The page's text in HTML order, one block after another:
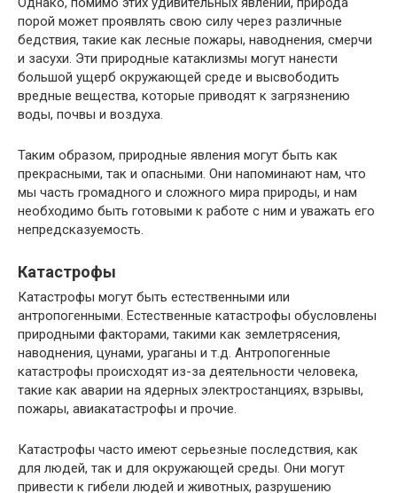
порой может проявлять свою силу через различные
бедствия, такие как лесные пожары, наводнения, смерчи
и засухи. Эти природные катаклизмы могут нанести
большой ущерб окружающей среде и высвободить
вредные вещества, которые приводят к загрязнению
воды, почвы и воздуха.
Таким образом, природные явления могут быть как
прекрасными, так и опасными. Они напоминают нам, что
мы часть громадного и сложного мира природы, и нам
необходимо быть готовыми к работе с ним и уважать его
непредсказуемость.
Катастрофы
Катастрофы могут быть естественными или
антропогенными. Естественные катастрофы обусловлены
природными факторами, такими как землетрясения,
наводнения, цунами, ураганы и т.д. Антропогенные
катастрофы происходят из-за деятельности человека,
такие как аварии на ядерных электростанциях, взрывы,
пожары, авиакатастрофы и прочие.
Катастрофы часто имеют серьезные последствия, как
для людей, так и для окружающей среды. Они могут
привести к гибели людей и животных, разрушению